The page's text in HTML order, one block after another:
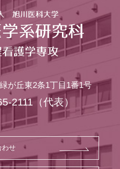
が丘東2条1丁目1番1号
2111 （代表）
わせ